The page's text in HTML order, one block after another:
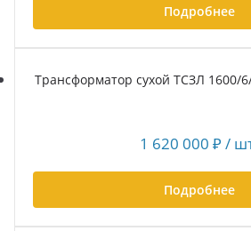
Подробнее
Трансформатор сухой ТСЗЛ 1600/
1 620 000 ₽ /
Подробнее